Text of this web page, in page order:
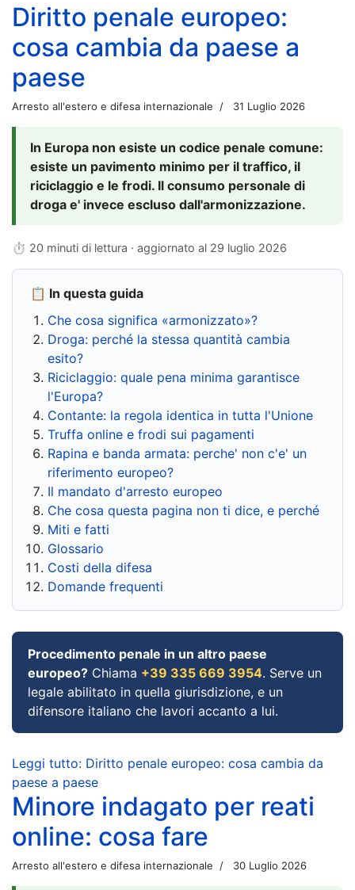
Diritto penale europeo:
cosa cambia da paese a
paese
Arresto all'estero e difesa internazionale 31 Luglio 2026
In Europa non esiste un codice penale comune:
esiste un pavimento minimo per il traffico, il
riciclaggio e le frodi. Il consumo personale di
droga e' invece escluso dall'armonizzazione.
⏱ 20 minuti di lettura · aggiornato al 29 luglio 2026
📋 In questa guida
Che cosa significa «armonizzato»?
Droga: perché la stessa quantità cambia
esito?
Riciclaggio: quale pena minima garantisce
l'Europa?
Contante: la regola identica in tutta l'Unione
Truffa online e frodi sui pagamenti
Rapina e banda armata: perche' non c'e' un
riferimento europeo?
Il mandato d'arresto europeo
Che cosa questa pagina non ti dice, e perché
Miti e fatti
Glossario
Costi della difesa
Domande frequenti
Procedimento penale in un altro paese
europeo? Chiama +39 335 669 3954. Serve un
legale abilitato in quella giurisdizione, e un
difensore italiano che lavori accanto a lui.
Leggi tutto: Diritto penale europeo: cosa cambia da
paese a paese
Minore indagato per reati
online: cosa fare
Arresto all'estero e difesa internazionale 30 Luglio 2026